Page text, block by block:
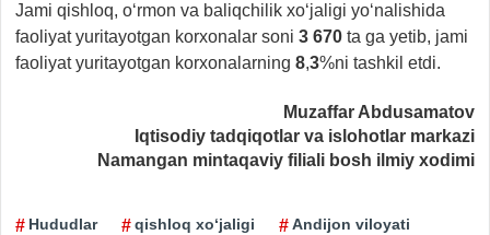
Jami qishloq, o‘rmon va baliqchilik xo‘jaligi yo‘nalishida
faoliyat yuritayotgan korxonalar soni 3 670 ta ga yetib, jami
faoliyat yuritayotgan korxonalarning 8,3%ni tashkil etdi.
Muzaffar Abdusamatov
Iqtisodiy tadqiqotlar va islohotlar markazi
Namangan mintaqaviy filiali bosh ilmiy xodimi
Hududlar qishloq xo‘jaligi Andijon viloyati